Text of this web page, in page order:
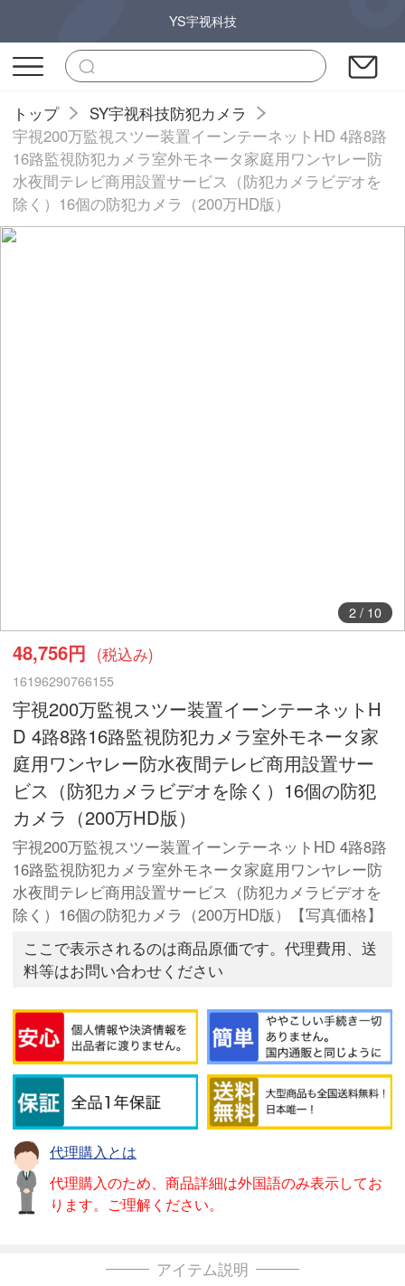
YS宇视科技
トップ
SY宇视科技防犯カメラ
宇視200万監視スツー装置イーンテーネットHD 4路8路
16路監視防犯カメラ室外モネータ家庭用ワンヤレー防
水夜間テレビ商用設置サービス（防犯カメラビデオを
除く）16個の防犯カメラ（200万HD版）
2/ 10
48,756円 (税込み)
16196290766155
宇視200万監視スツー装置イーンテーネットH
D 4路8路16路監視防犯カメラ室外モネータ家
庭用ワンヤレー防水夜間テレビ商用設置サー
ビス（防犯カメラビデオを除く）16個の防犯
カメラ（200万HD版）
宇視200万監視スツー装置イーンテーネットHD 4路8路
16路監視防犯カメラ室外モネータ家庭用ワンヤレー防
水夜間テレビ商用設置サービス（防犯カメラビデオを
除く）16個の防犯カメラ（200万HD版）【写真価格】
ここで表示されるのは商品原価です。代理費用、送
料等はお問い合わせください
代理購入とは
代理購入のため、商品詳細は外国語のみ表示してお
ります。ご理解ください。
アイテム説明